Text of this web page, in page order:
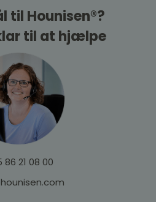
86 21 08 00
til Hounisen®?
til at hjælpe